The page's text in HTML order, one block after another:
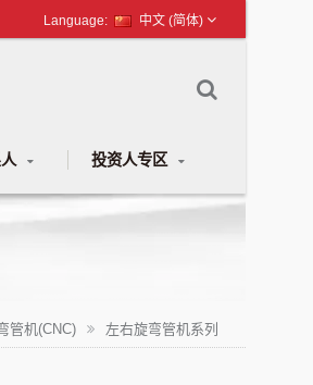
中文 (简体)
投资人专区
管机(CNC) 左右旋弯管机系列